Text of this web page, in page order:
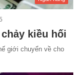
kiều hối
giới chuyển về cho